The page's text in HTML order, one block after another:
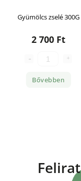
Gyümölcs zselé 300G
2 700 Ft
Bővebben